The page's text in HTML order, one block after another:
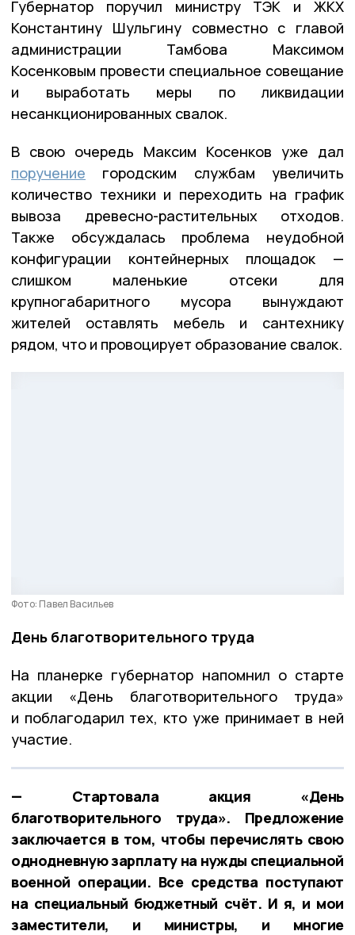
Губернатор поручил министру ТЭК и ЖКХ
Константину Шульгину совместно с главой
администрации Тамбова Максимом
Косенковым провести специальное совещание
и выработать меры по ликвидации
несанкционированных свалок.
В свою очередь Максим Косенков уже дал
поручение городским службам увеличить
количество техники и переходить на график
вывоза древесно-растительных отходов.
Также обсуждалась проблема неудобной
конфигурации контейнерных площадок —
слишком маленькие отсеки для
крупногабаритного мусора вынуждают
жителей оставлять мебель и сантехнику
рядом, что и провоцирует образование свалок.
Фото: Павел Васильев
День благотворительного труда
На планерке губернатор напомнил о старте
акции «День благотворительного труда»
и поблагодарил тех, кто уже принимает в ней
участие.
— Стартовала акция «День
благотворительного труда». Предложение
заключается в том, чтобы перечислять свою
однодневную зарплату на нужды специальной
военной операции. Все средства поступают
на специальный бюджетный счёт. И я, и мои
заместители, и министры, и многие